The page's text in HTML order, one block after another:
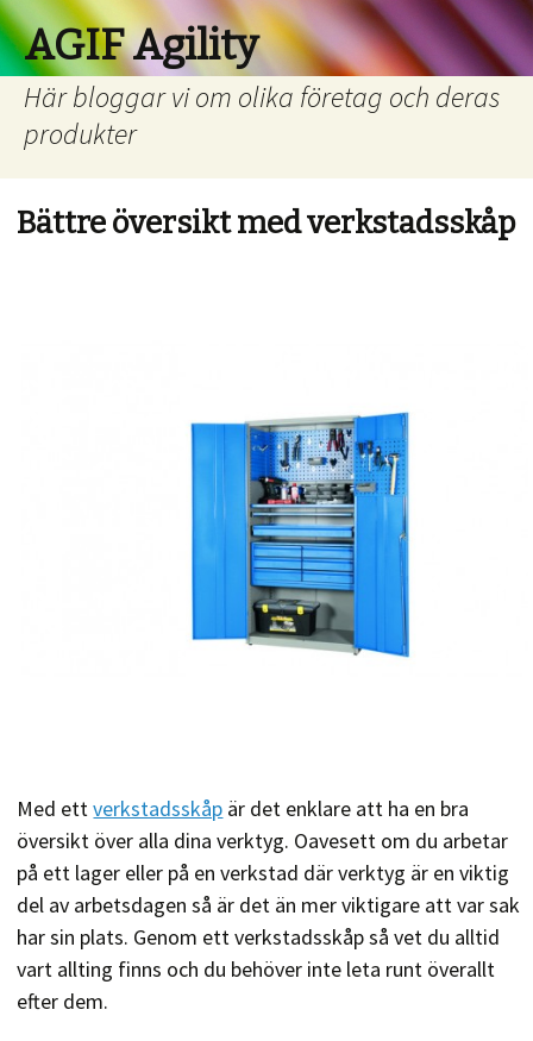
AGIF Agility
Här bloggar vi om olika företag och deras
produkter
Bättre översikt med verkstadsskåp
Med ettverkstadsskåp är det enklare att ha en bra
översikt över alla dina verktyg. Oavesett om du arbetar
på ett lager eller på en verkstad där verktyg är en viktig
del av arbetsdagen så är det än mer viktigare att var sak
har sin plats. Genom ett verkstadsskåp så vet du alltid
vart allting finns och du behöver inte leta runt överallt
efter dem.